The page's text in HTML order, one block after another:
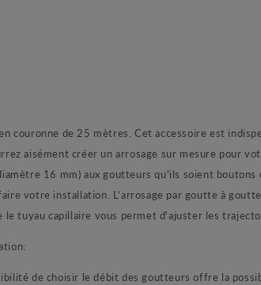
couronne de 25 mètres. Cet accessoire est
aisément créer un arrosage sur mesure pour
16 mm) aux goutteurs qu'ils soient
votre installation. L'arrosage par goutte à
le tuyau capillaire vous permet d'ajuster les
de choisir le débit des goutteurs offre la